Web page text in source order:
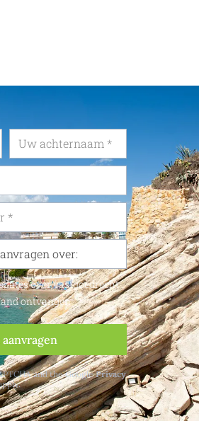
over vastgoedrecht
ontvangen
and the GooglePrivacy